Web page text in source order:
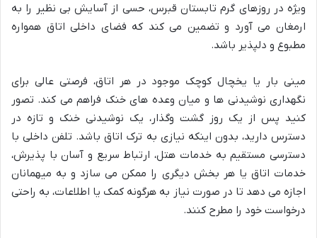
ویژه در روزهای گرم تابستان قبرس، حسی از آسایش بی نظیر را به
ارمغان می آورد و تضمین می کند که فضای داخلی اتاق همواره
مطبوع و دلپذیر باشد.
مینی بار یا یخچال کوچک موجود در هر اتاق، فرصتی عالی برای
نگهداری نوشیدنی ها و میان وعده های خنک فراهم می کند. تصور
کنید پس از یک روز گشت وگذار، یک نوشیدنی خنک و تازه در
دسترس دارید، بدون اینکه نیازی به ترک اتاق باشد. تلفن داخلی با
دسترسی مستقیم به خدمات هتل، ارتباط سریع و آسان با پذیرش،
خدمات اتاق یا هر بخش دیگری را ممکن می سازد و به میهمانان
اجازه می دهد تا در صورت نیاز به هرگونه کمک یا اطلاعات، به راحتی
درخواست خود را مطرح کنند.